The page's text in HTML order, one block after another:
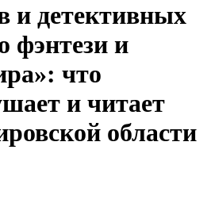
и детективных
фэнтези и
что
и читает
области